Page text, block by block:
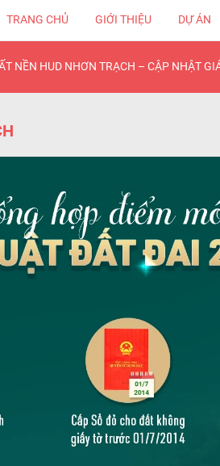
TRANG CHỦ GIỚI THIỆU DỰ ÁN
NỀN HUD NHƠN TRẠCH – CẬP NHẬT